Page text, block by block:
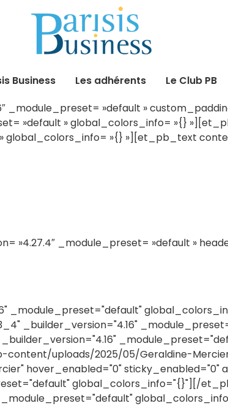
Business Les adhérents
Le Club PB
_module_preset= »default »
»default » global_colors_info= »{}
» global_colors_info= »{} »][et_pb_text
»4.27.4″ _module_preset= »default »
_module_preset="default"
_builder_version="4.16"
uploads/2025/05/Geraldine-
hover_enabled="0"
global_colors_info="{}"][/
_module_preset="default"